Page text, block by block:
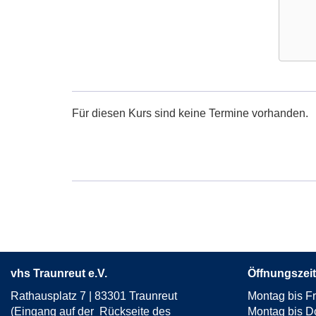
Maps
Karte
öffnen
Für diesen Kurs sind keine Termine vorhanden.
vhs Traunreut e.V.
Rathausplatz 7 | 83301 Traunreut
(Eingang auf der Rückseite des
Montag bis
Montag bis